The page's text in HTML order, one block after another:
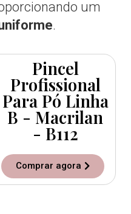
um
.
Pincel
Profissional
Para Pó Linha
B - Macrilan
- B112
Comprar agora